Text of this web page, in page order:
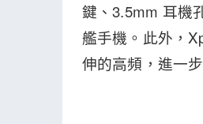
鍵、3.5mm 耳機
艦手機。此外，
伸的高頻，進一